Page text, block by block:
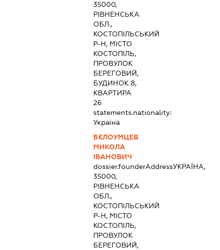
35000,
РІВНЕНСЬКА
ОБЛ.,
КОСТОПІЛЬСЬКИЙ
Р-Н, МІСТО
КОСТОПІЛЬ,
ПРОВУЛОК
БЕРЕГОВИЙ,
БУДИНОК 8,
КВАРТИРА
26
statements.nationality:
Україна
БЄЛОУМЦЕВ
МИКОЛА
ІВАНОВИЧ
dossier.founderAddressУКРАЇНА,
35000,
РІВНЕНСЬКА
ОБЛ.,
КОСТОПІЛЬСЬКИЙ
Р-Н, МІСТО
КОСТОПІЛЬ,
ПРОВУЛОК
БЕРЕГОВИЙ,